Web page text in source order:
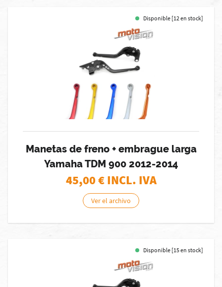
Disponible [12 en stock]
Manetas de freno + embrague larga
Yamaha TDM 900 2012-2014
45,00€ INCL. IVA
Ver el archivo
Disponible [15 en stock]